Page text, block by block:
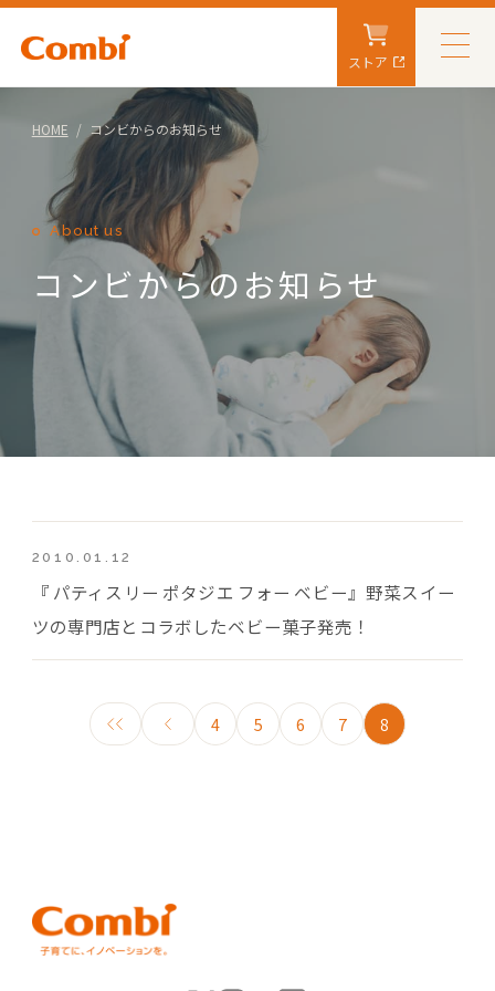
ストア
HOME コンビからのお知らせ
About us
コンビからのお知らせ
2010.01.12
『 パティスリー ポタジエ フォー ベビー』野菜スイー
ツの専門店とコラボしたベビー菓子発売！
4 5 6 7 8